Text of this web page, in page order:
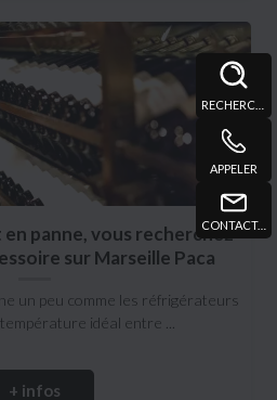
APPELER
CONTACT@DTPMARSEILLE.FR
panne, vous recherchez
sur Marseille Paca
un peu comme les réfrigérateurs
idéal entre ...
+ infos